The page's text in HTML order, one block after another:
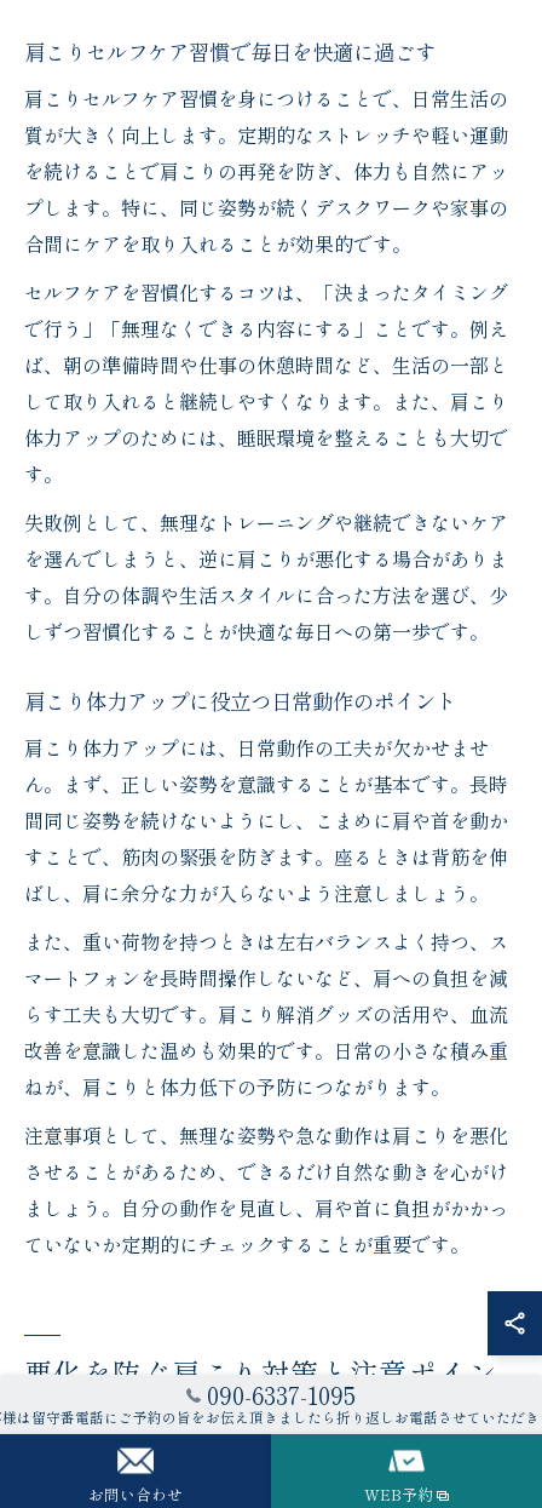
肩こりセルフケア習慣で毎日を快適に過ごす
肩こりセルフケア習慣を身につけることで、日常生活の
質が大きく向上します。定期的なストレッチや軽い運動
を続けることで肩こりの再発を防ぎ、体力も自然にアッ
プします。特に、同じ姿勢が続くデスクワークや家事の
合間にケアを取り入れることが効果的です。
セルフケアを習慣化するコツは、「決まったタイミング
で行う」「無理なくできる内容にする」ことです。例え
ば、朝の準備時間や仕事の休憩時間など、生活の一部と
して取り入れると継続しやすくなります。また、肩こり
体力アップのためには、睡眠環境を整えることも大切で
す。
失敗例として、無理なトレーニングや継続できないケア
を選んでしまうと、逆に肩こりが悪化する場合がありま
す。自分の体調や生活スタイルに合った方法を選び、少
しずつ習慣化することが快適な毎日への第一歩です。
肩こり体力アップに役立つ日常動作のポイント
肩こり体力アップには、日常動作の工夫が欠かせませ
ん。まず、正しい姿勢を意識することが基本です。長時
間同じ姿勢を続けないようにし、こまめに肩や首を動か
すことで、筋肉の緊張を防ぎます。座るときは背筋を伸
ばし、肩に余分な力が入らないよう注意しましょう。
また、重い荷物を持つときは左右バランスよく持つ、ス
マートフォンを長時間操作しないなど、肩への負担を減
らす工夫も大切です。肩こり解消グッズの活用や、血流
改善を意識した温めも効果的です。日常の小さな積み重
ねが、肩こりと体力低下の予防につながります。
注意事項として、無理な姿勢や急な動作は肩こりを悪化
させることがあるため、できるだけ自然な動きを心がけ
ましょう。自分の動作を見直し、肩や首に負担がかかっ
ていないか定期的にチェックすることが重要です。
悪化を防ぐ肩こり対策と注意ポイン
ト
肩こり悪化を防ぐための生活習慣の見直し術
090-6337-1095
留守番電話にご予約の旨をお伝え頂きましたら折り返しお電話させていただ
お問い合わせ WEB予約